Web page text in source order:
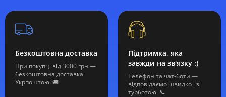
Безкоштовна доставка
При покупці від 3000 грн —
безкоштовна доставка
Укрпоштою! 🚚
Підтримка, яка
завжди на зв'язку :)
Телефон та чат-боти —
відповідаємо швидко і з
турботою. 📞